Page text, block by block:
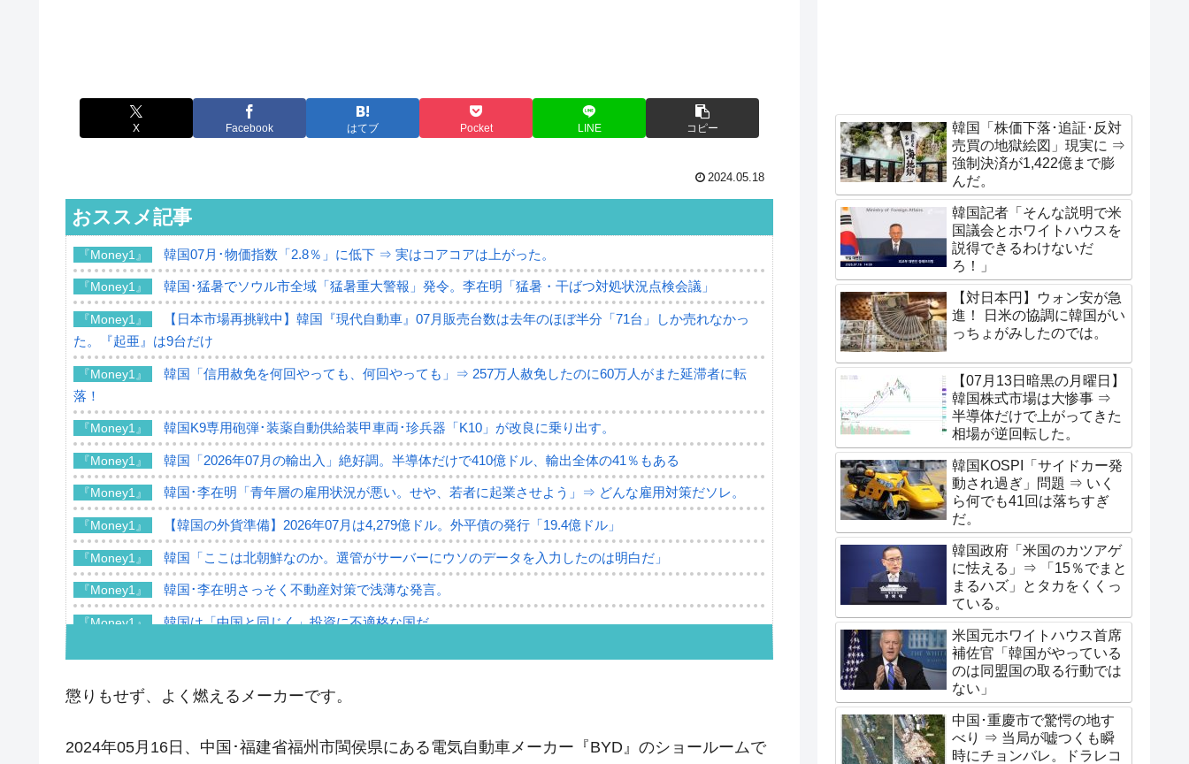
X Facebook はてブ Pocket LINE コピー
2024.05.18
おススメ記事
『Money1』 韓国07月･物価指数「2.8％」に低下 ⇒ 実はコアコアは上がった。
『Money1』 韓国･猛暑でソウル市全域「猛暑重大警報」発令。李在明「猛暑・干ばつ対処状況点検会議」
『Money1』
【日本市場再挑戦中】韓国『現代自動車』07月販売台数は去年のほぼ半分「71台」しか売れなかっ
た。『起亜』は9台だけ
『Money1』
韓国「信用赦免を何回やっても、何回やっても」⇒ 257万人赦免したのに60万人がまた延滞者に転
落！
『Money1』 韓国K9専用砲弾･装薬自動供給装甲車両･珍兵器「K10」が改良に乗り出す。
『Money1』 韓国「2026年07月の輸出入」絶好調。半導体だけで410億ドル、輸出全体の41％もある
『Money1』 韓国･李在明「青年層の雇用状況が悪い。せや、若者に起業させよう」⇒ どんな雇用対策だソレ。
『Money1』 【韓国の外貨準備】2026年07月は4,279億ドル。外平債の発行「19.4億ドル」
『Money1』 韓国「ここは北朝鮮なのか。選管がサーバーにウソのデータを入力したのは明白だ」
『Money1』 韓国･李在明さっそく不動産対策で浅薄な発言。
『Money1』 韓国は「中国と同じく」投資に不適格な国だ。
『Money1』 韓国･外為取引量「1日当たり1,214.4億ドル」まで拡大 ⇒ 海外資金の動きに強く左右される状態
『Money1』
韓国大統領府ボンクラ政策室長が告発された ⇒ 国家が行った恐るべき株価操作であり、空前の国政
懲りもせず、よく燃えるメーカーです。
2024年05月16日、中国･福建省福州市閩侯県にある電気自動車メーカー『BYD』のショールームで
韓国「株価下落･追証･反対
売買の地獄絵図」現実に ⇒
強制決済が1,422億まで膨
んだ。
韓国記者「そんな説明で米
国議会とホワイトハウスを
説得できるわけないだ
ろ！」
【対日本円】ウォン安が急
進！ 日米の協調に韓国がい
っちょがみしたのでは。
【07月13日暗黒の月曜日】
韓国株式市場は大惨事 ⇒
半導体だけで上がってきた
相場が逆回転した。
韓国KOSPI「サイドカー発
動され過ぎ」問題 ⇒ いく
ら何でも41回は落ちすぎ
だ。
韓国政府「米国のカツアゲ
に怯える」⇒ 「15％でまと
まるハズ」とタカをくくっ
ている。
米国元ホワイトハウス首席
補佐官「韓国がやっている
のは同盟国の取る行動では
ない」
中国･重慶市で驚愕の地す
べり ⇒ 当局が嘘つくも瞬
時にチョンバレ。ドラレコ